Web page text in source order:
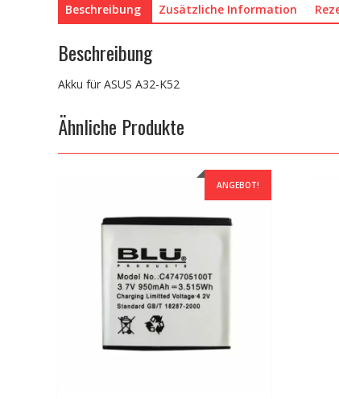
Beschreibung Zusätzliche Information
Beschreibung
Akku für ASUS A32-K52
Ähnliche Produkte
ANGEBOT!